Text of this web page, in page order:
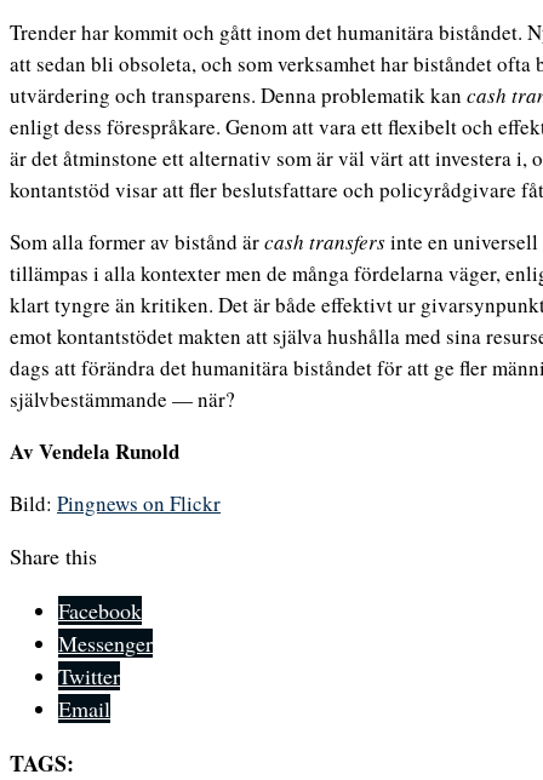
Trender har kommit och gått inom det humanitära biståndet.
att sedan bli obsoleta, och som verksamhet har biståndet
utvärdering och transparens. Denna problematik kan cash
enligt dess förespråkare. Genom att vara ett flexibelt och
är det åtminstone ett alternativ som är väl värt att investera i,
kontantstöd visar att fler beslutsfattare och policyrådgivare
Som alla former av bistånd ärcash transfersinte en
tillämpas i alla kontexter men de många fördelarna väger,
klart tyngre än kritiken. Det är både effektivt ur
emot kontantstödet makten att själva hushålla med sina
dags att förändra det humanitära biståndet för att ge fler
självbestämmande — när?
Av Vendela Runold
Bild: Pingnews on Flickr
Share this
Facebook
Messenger
Twitter
Email
TAGS: